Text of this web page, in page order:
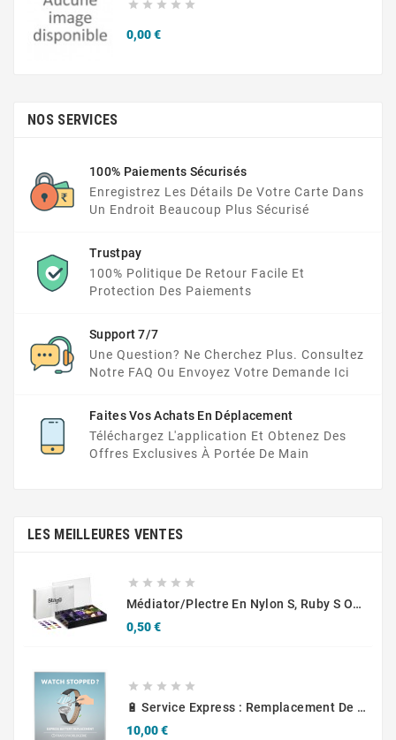
    
0,00 €Prix
NOS SERVICES
100% Paiements Sécurisés
Enregistrez Les Détails De Votre Carte Dans
Un Endroit Beaucoup Plus Sécurisé
Trustpay
100% Politique De Retour Facile Et
Protection Des Paiements
Support 7/7
Une Question? Ne Cherchez Plus. Consultez
Notre FAQ Ou Envoyez Votre Demande Ici
Faites Vos Achats En Déplacement
Téléchargez L'application Et Obtenez Des
Offres Exclusives À Portée De Main
LES MEILLEURES VENTES
    
Médiator/plectre En Nylon S, Ruby S Ou Touch L - STAGG PBOX10
0,50 €Prix
    
🔋 Service Express : Remplacement De Piles D'Horlogerie
10,00 €Prix